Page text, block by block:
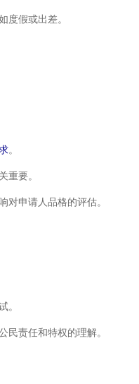
度假或出差。
。
重要。
申请人品格的评估。
。
责任和特权的理解。